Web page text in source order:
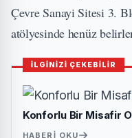
Çevre Sanayi Sitesi 3.
atölyesinde henüz
İLGİNİZİ ÇEKEBİLİR
Konforlu Bir Misafir
HABERI OKU